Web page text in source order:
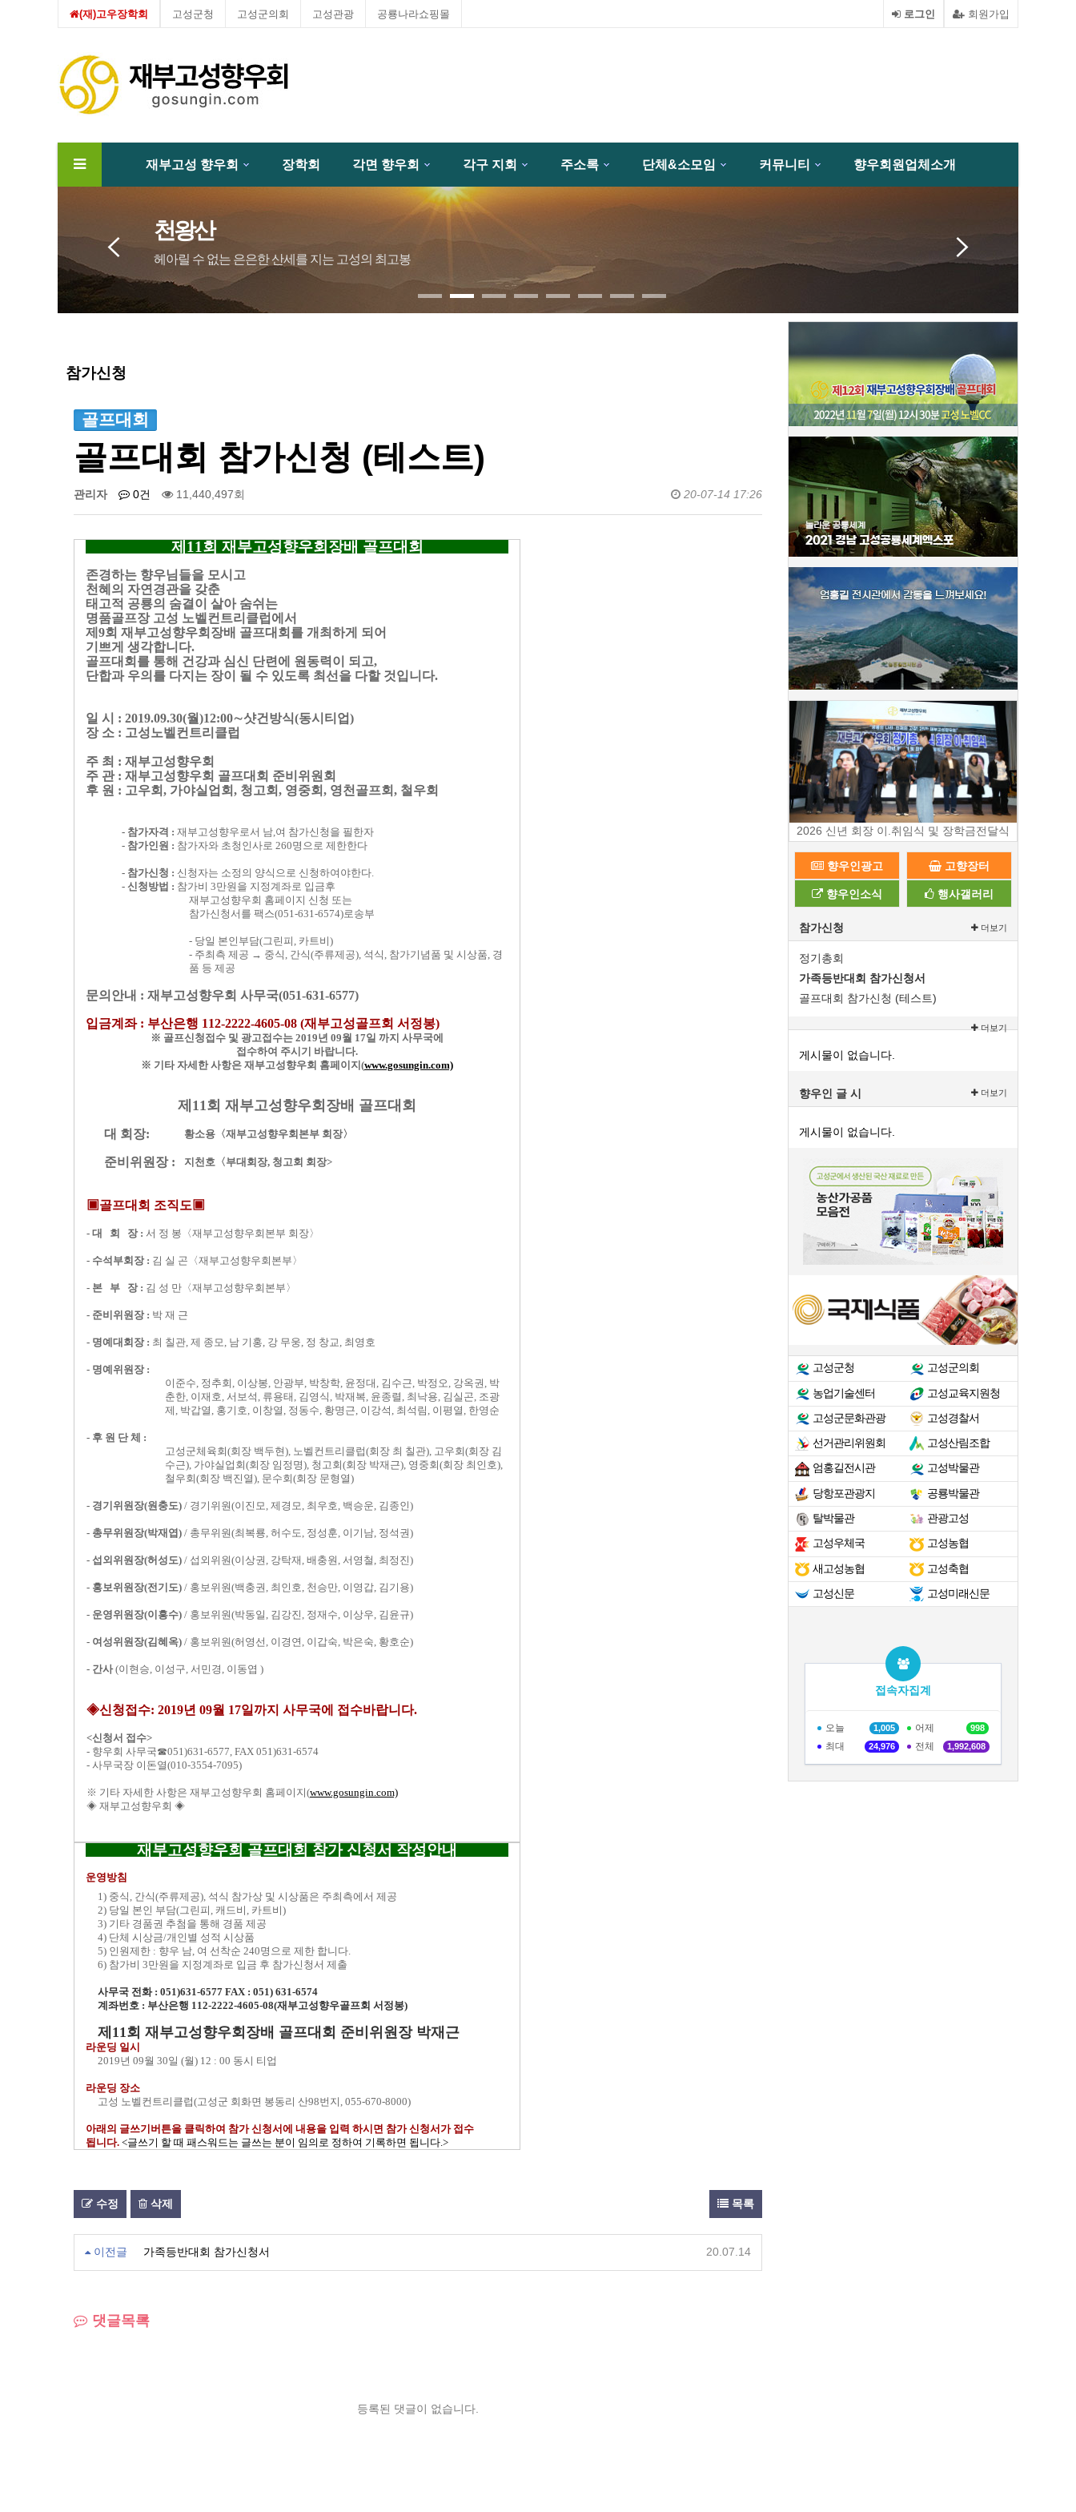
(재)고우장학회 고성군청 고성군의회 고성관광 공룡나라쇼핑몰 회원가입
로그인
재부고성 향우회 장학회 각면 향우회 각구 지회 주소록 단체&소모임
커뮤니티
향우회원업체소개
천왕산
헤아릴 수 없는 은은한 산세를 지는 고성의 최고봉
참가신청
골프대회
골프대회 참가신청 (테스트)
관리자 0건 11,440,497회 20-07-14 17:26
제11회 재부고성향우회장배 골프대회
존경하는 향우님들을 모시고
천혜의 자연경관을 갖춘
태고적 공룡의 숨결이 살아 숨쉬는
명품골프장 고성 노벨컨트리클럽에서
제9회 재부고성향우회장배 골프대회를 개최하게 되어
기쁘게 생각합니다.
골프대회를 통해 건강과 심신 단련에 원동력이 되고,
단합과 우의를 다지는 장이 될 수 있도록 최선을 다할 것입니다.
일 시 : 2019.09.30(월)12:00∼샷건방식(동시티업)
장 소 : 고성노벨컨트리클럽
주 최 : 재부고성향우회
주 관 : 재부고성향우회 골프대회 준비위원회
후 원 : 고우회, 가야실업회, 청고회, 영중회, 영천골프회, 철우회
- 참가자격 : 재부고성향우로서 남,여 참가신청을 필한자
- 참가인원 : 참가자와 초청인사로 260명으로 제한한다
- 참가신청 : 신청자는 소정의 양식으로 신청하여야한다.
- 신청방법 : 참가비 3만원을 지정계좌로 입금후
재부고성향우회 홈페이지 신청 또는
참가신청서를 팩스(051-631-6574)로송부
- 당일 본인부담(그린피, 카트비)
- 주최측 제공 → 중식, 간식(주류제공), 석식, 참가기념품 및 시상품, 경
품 등 제공
문의안내 : 재부고성향우회 사무국(051-631-6577)
입금계좌 : 부산은행 112-2222-4605-08 (재부고성골프회 서정봉)
※ 골프신청접수 및 광고접수는 2019년 09월 17일 까지 사무국에
접수하여 주시기 바랍니다.
※ 기타 자세한 사항은 재부고성향우회 홈페이지(www.gosungin.com)
제11회 재부고성향우회장배 골프대회
대 회장: 황소용〈재부고성향우회본부 회장〉
준비위원장 : 지천호〈부대회장, 청고회 회장>
▣골프대회 조직도▣
- 대 회 장 : 서 정 봉〈재부고성향우회본부 회장〉
- 수석부회장 : 김 실 곤〈재부고성향우회본부〉
- 본 부 장 : 김 성 만〈재부고성향우회본부〉
- 준비위원장 : 박 재 근
- 명예대회장 : 최 칠관, 제 종모, 남 기홍, 강 무웅, 정 창교, 최영호
- 명예위원장 :
이준수, 정추회, 이상봉, 안광부, 박창학, 윤정대, 김수근, 박정오, 강옥권, 박
춘한, 이재호, 서보석, 류용태, 김영식, 박재복, 윤종렬, 최낙용, 김실곤, 조광
제, 박갑열, 홍기호, 이창열, 정동수, 황명근, 이강석, 최석림, 이평열, 한영순
- 후 원 단 체 :
고성군체육회(회장 백두현), 노벨컨트리클럽(회장 최 칠관), 고우회(회장 김
수근), 가야실업회(회장 임정명), 청고회(회장 박재근), 영중회(회장 최인호),
철우회(회장 백진열), 문수회(회장 문형열)
- 경기위원장(원충도) / 경기위원(이진모, 제경모, 최우호, 백승운, 김종인)
- 총무위원장(박재엽) / 총무위원(최복룡, 허수도, 정성훈, 이기남, 정석권)
- 섭외위원장(허성도) / 섭외위원(이상권, 강탁재, 배충원, 서영철, 최정진)
- 홍보위원장(전기도) / 홍보위원(백충권, 최인호, 천승만, 이영갑, 김기용)
- 운영위원장(이흥수) / 홍보위원(박동일, 김강진, 정재수, 이상우, 김윤규)
- 여성위원장(김혜옥) / 홍보위원(허영선, 이경연, 이갑숙, 박은숙, 황호순)
- 간사(이현승, 이성구, 서민경, 이동엽 )
◈신청접수: 2019년 09월 17일까지 사무국에 접수바랍니다.
<신청서 접수>
- 향우회 사무국☎051)631-6577, FAX 051)631-6574
- 사무국장 이돈열(010-3554-7095)
※ 기타 자세한 사항은 재부고성향우회 홈페이지(www.gosungin.com)
◈ 재부고성향우회 ◈
재부고성향우회 골프대회 참가 신청서 작성안내
운영방침
1) 중식, 간식(주류제공), 석식 참가상 및 시상품은 주최측에서 제공
2) 당일 본인 부담(그린피, 캐드비, 카트비)
3) 기타 경품권 추첨을 통해 경품 제공
4) 단체 시상금/개인별 성적 시상품
5) 인원제한 : 향우 남, 여 선착순 240명으로 제한 합니다.
6) 참가비 3만원을 지정계좌로 입금 후 참가신청서 제출
사무국 전화 : 051)631-6577 FAX : 051) 631-6574
계좌번호 : 부산은행 112-2222-4605-08(재부고성향우골프회 서정봉)
제11회 재부고성향우회장배 골프대회 준비위원장 박재근
라운딩 일시
2019년 09월 30일 (월) 12 : 00 동시 티업
라운딩 장소
고성 노벨컨트리클럽(고성군 회화면 봉동리 산98번지, 055-670-8000)
아래의 글쓰기버튼을 클릭하여 참가 신청서에 내용을 입력 하시면 참가 신청서가 접수
됩니다. <글쓰기 할 때 패스워드는 글쓰는 분이 임의로 정하여 기록하면 됩니다.>
수정 삭제 목록
이전글 가족등반대회 참가신청서 20.07.14
댓글목록
등록된 댓글이 없습니다.
2026 신년 회장 이.취임식 및 장학금전달식
향우인광고 고향장터
향우인소식 행사갤러리
참가신청
정기총회
가족등반대회 참가신청서
골프대회 참가신청 (테스트)
더보기
게시물이 없습니다.
더보기
향우인 글 시
게시물이 없습니다.
더보기
고성군청
고성군의회
농업기술센터
고성교육지원청
고성군문화관광
고성경찰서
선거관리위원회
고성산림조합
엄홍길전시관
고성박물관
당항포관광지
공룡박물관
탈박물관
관광고성
고성우체국
고성농협
새고성농협
고성축협
고성신문
고성미래신문
접속자집계
오늘 1,005 어제 998
최대 24,976 전체 1,992,608